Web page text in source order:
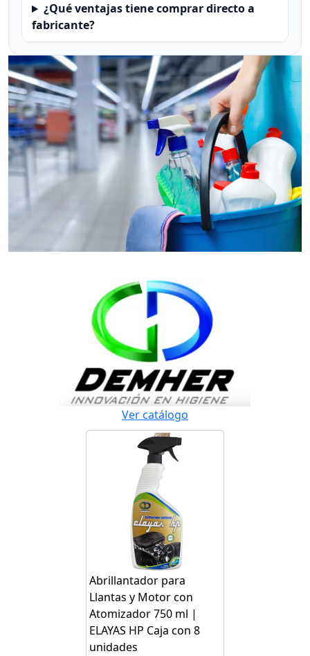
¿Qué ventajas tiene comprar directo a
fabricante?
Ver catálogo
Abrillantador para
Llantas y Motor con
Atomizador 750 ml |
ELAYAS HP Caja con 8
unidades